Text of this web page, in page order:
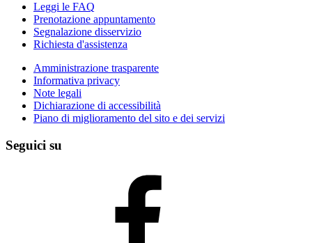
Leggi le FAQ
Prenotazione appuntamento
Segnalazione disservizio
Richiesta d'assistenza
Amministrazione trasparente
Informativa privacy
Note legali
Dichiarazione di accessibilità
Piano di miglioramento del sito e dei servizi
Seguici su